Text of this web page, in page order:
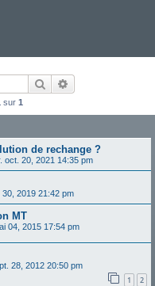
Rechercher
sur 1
de rechange ?
oct. 20, 2021 14:35 pm
30, 2019 21:42 pm
MT
04, 2015 17:54 pm
28, 2012 20:50 pm
1 2